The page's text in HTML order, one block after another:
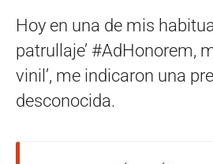
Hoy en una de mis
patrullaje’ #AdHonorem,
vinil’, me indicaron una
desconocida.